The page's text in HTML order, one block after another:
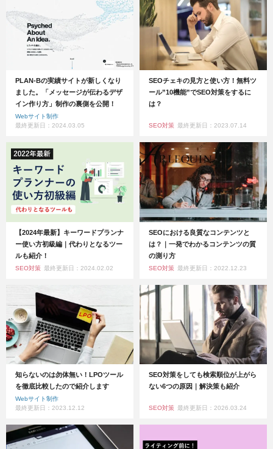
PLAN-Bの実績サイトが新しくなり
ました。「メッセージが伝わるデザ
イン作り方」制作の裏側を公開！
Webサイト制作
最終更新日：2024.03.05
SEOチェキの見方と使い方！無料ツ
ール”10機能”でSEO対策をするに
は？
SEO対策 最終更新日：2023.07.14
【2024年最新】キーワードプランナ
ー使い方初級編｜代わりとなるツー
ルも紹介！
SEO対策 最終更新日：2024.02.02
SEOにおける良質なコンテンツと
は？｜一発でわかるコンテンツの質
の測り方
SEO対策 最終更新日：2022.12.23
知らないのは勿体無い！LPOツール
を徹底比較したので紹介します
Webサイト制作
最終更新日：2023.12.12
SEO対策をしても検索順位が上がら
ない6つの原因｜解決策も紹介
SEO対策 最終更新日：2026.03.24